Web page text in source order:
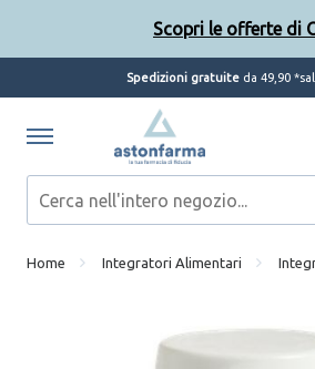
Spedizioni gratuite da 49,90
Home Integratori Alimentari
Scopri le offerte di